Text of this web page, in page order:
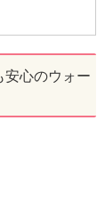
安心のウォー